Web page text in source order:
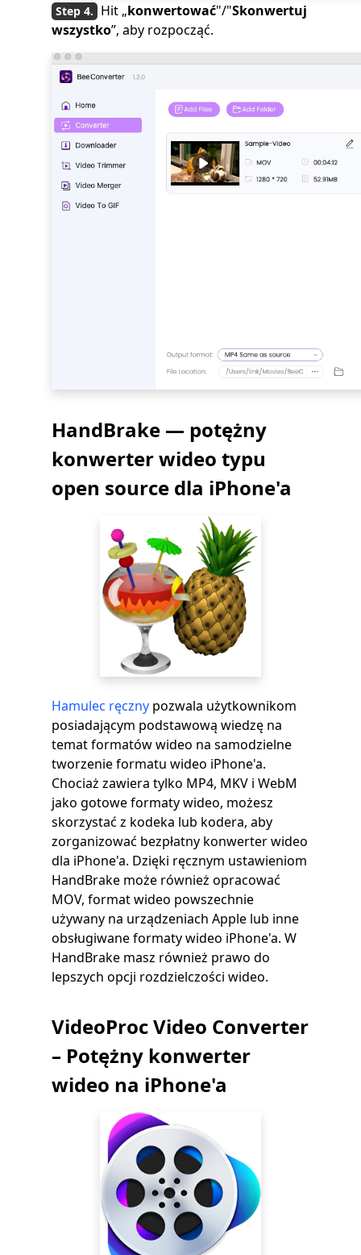
Hit „konwertować"/"Skonwertuj
wszystko”, aby rozpocząć.
HandBrake — potężny
konwerter wideo typu
open source dla iPhone'a
Hamulec ręczny pozwala użytkownikom
posiadającym podstawową wiedzę na
temat formatów wideo na samodzielne
tworzenie formatu wideo iPhone'a.
Chociaż zawiera tylko MP4, MKV i WebM
jako gotowe formaty wideo, możesz
skorzystać z kodeka lub kodera, aby
zorganizować bezpłatny konwerter wideo
dla iPhone'a. Dzięki ręcznym ustawieniom
HandBrake może również opracować
MOV, format wideo powszechnie
używany na urządzeniach Apple lub inne
obsługiwane formaty wideo iPhone'a. W
HandBrake masz również prawo do
lepszych opcji rozdzielczości wideo.
VideoProc Video Converter
– Potężny konwerter
wideo na iPhone'a